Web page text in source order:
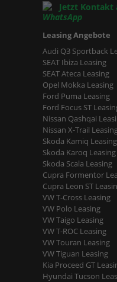
Jetzt Kontakt
Leasing Angebote
Audi Q3 Sportback
SEAT Ibiza Leasing
SEAT Ateca Leasing
Opel Mokka Leasing
Ford Puma Leasing
Ford Focus ST
Nissan Qashqai
Nissan X-Trail
Skoda Kamiq Leasing
Skoda Karoq Leasing
Skoda Scala Leasing
Cupra Formentor
Cupra Leon ST
VW T-Cross Leasing
VW Polo Leasing
VW Taigo Leasing
VW T-ROC Leasing
VW Touran Leasing
VW Tiguan Leasing
Kia Proceed GT
Hyundai Tucson